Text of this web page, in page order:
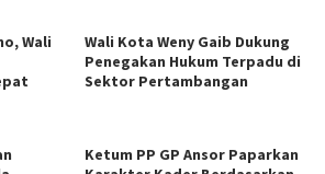
Wali
Wali Kota Weny Gaib Dukung
Penegakan Hukum Terpadu di
Sektor Pertambangan
Ketum PP GP Ansor Paparkan